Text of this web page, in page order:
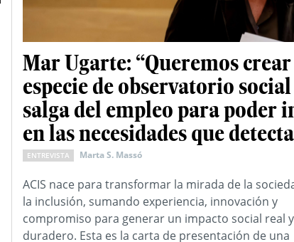
Mar Ugarte: “Queremos
especie de observatorio
salga del empleo para poder
en las necesidades que
ENTREVISTA Marta S. Massó
ACIS nace para transformar la mirada de la
la inclusión, sumando experiencia, innovación y
compromiso para generar un impacto social real y
duradero. Esta es la carta de presentación de una